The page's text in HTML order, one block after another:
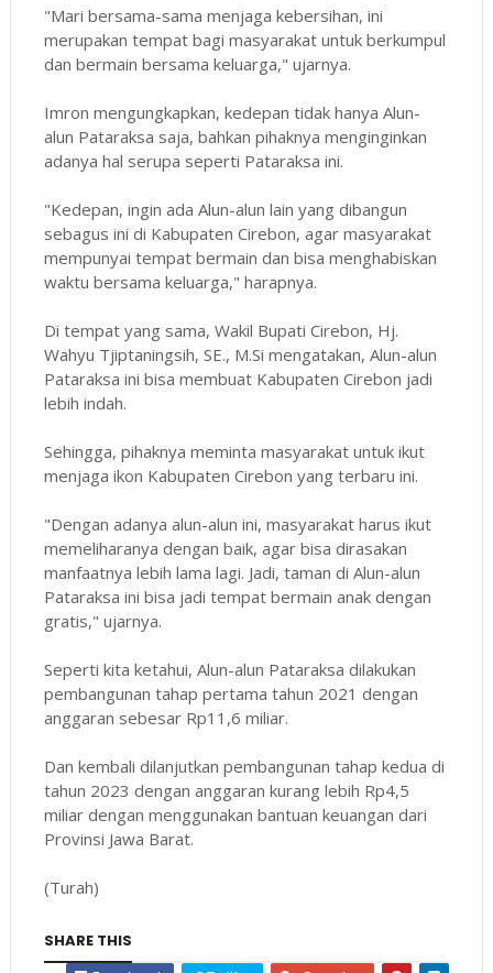
"Mari bersama-sama menjaga kebersihan, ini
merupakan tempat bagi masyarakat untuk berkumpul
dan bermain bersama keluarga," ujarnya.
Imron mengungkapkan, kedepan tidak hanya Alun-
alun Pataraksa saja, bahkan pihaknya menginginkan
adanya hal serupa seperti Pataraksa ini.
"Kedepan, ingin ada Alun-alun lain yang dibangun
sebagus ini di Kabupaten Cirebon, agar masyarakat
mempunyai tempat bermain dan bisa menghabiskan
waktu bersama keluarga," harapnya.
Di tempat yang sama, Wakil Bupati Cirebon, Hj.
Wahyu Tjiptaningsih, SE., M.Si mengatakan, Alun-alun
Pataraksa ini bisa membuat Kabupaten Cirebon jadi
lebih indah.
Sehingga, pihaknya meminta masyarakat untuk ikut
menjaga ikon Kabupaten Cirebon yang terbaru ini.
"Dengan adanya alun-alun ini, masyarakat harus ikut
memeliharanya dengan baik, agar bisa dirasakan
manfaatnya lebih lama lagi. Jadi, taman di Alun-alun
Pataraksa ini bisa jadi tempat bermain anak dengan
gratis," ujarnya.
Seperti kita ketahui, Alun-alun Pataraksa dilakukan
pembangunan tahap pertama tahun 2021 dengan
anggaran sebesar Rp11,6 miliar.
Dan kembali dilanjutkan pembangunan tahap kedua di
tahun 2023 dengan anggaran kurang lebih Rp4,5
miliar dengan menggunakan bantuan keuangan dari
Provinsi Jawa Barat.
(Turah)
SHARE THIS